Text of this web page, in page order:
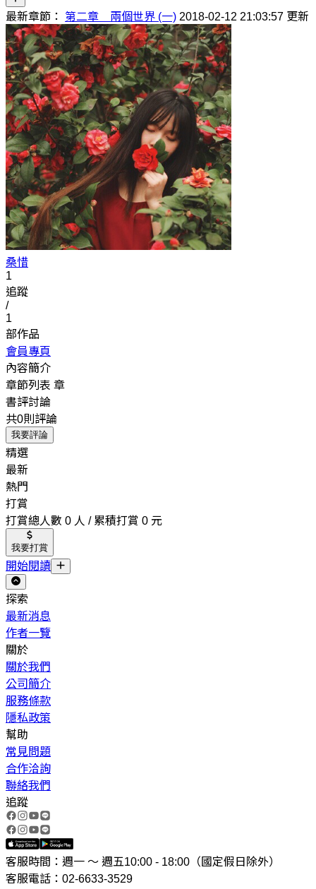
最新章節： 第二章 兩個世界 (一) 2018-02-12 21:03:57 更新
桑惜
1
追蹤
/
1
部作品
會員專頁
內容簡介
章節列表 章
書評討論
共0則評論
我要評論
精選
最新
熱門
打賞
打賞總人數 0 人 / 累積打賞 0 元
我要打賞
開始閱讀
探索
最新消息
作者一覽
關於
關於我們
公司簡介
服務條款
隱私政策
幫助
常見問題
合作洽詢
聯絡我們
追蹤
客服時間：週一 ～ 週五10:00 - 18:00（國定假日除外）
客服電話：02-6633-3529